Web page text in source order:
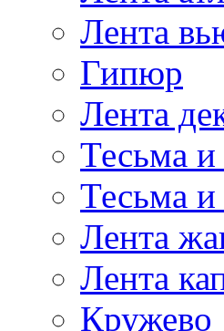
Лента
Гипюр
Лента
Тесьма и
Тесьма и
Лента
Лента
Кружево